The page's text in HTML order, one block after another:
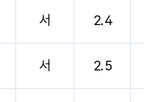
서 2.4
서 2.5